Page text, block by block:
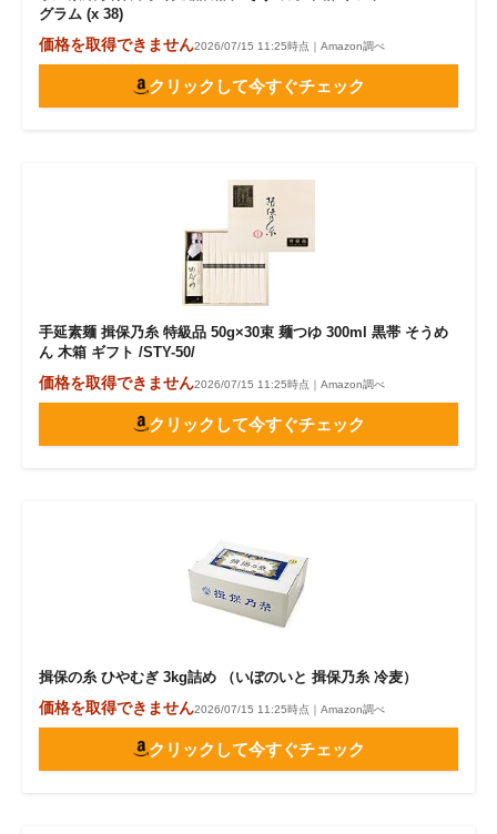
グラム (x 38)
価格を取得できません2026/07/15 11:25時点｜Amazon調べ
クリックして今すぐチェック
手延素麺 揖保乃糸 特級品 50g×30束 麺つゆ 300ml 黒帯 そうめ
ん 木箱 ギフト /STY-50/
価格を取得できません2026/07/15 11:25時点｜Amazon調べ
クリックして今すぐチェック
揖保の糸 ひやむぎ 3kg詰め （いぼのいと 揖保乃糸 冷麦）
価格を取得できません2026/07/15 11:25時点｜Amazon調べ
クリックして今すぐチェック